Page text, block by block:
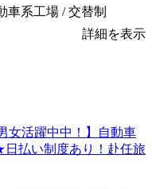
車系工場 / 交替制
詳細を表示